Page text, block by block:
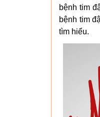
bệnh tim
bệnh tim
tìm hiểu.